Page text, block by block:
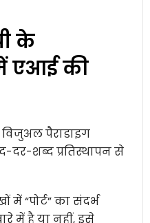
के
एआई की
पैराडाइग
दर-शब्द प्रतिस्थापन से
में “पोर्ट” का संदर्भ
में है या नहीं, इसे